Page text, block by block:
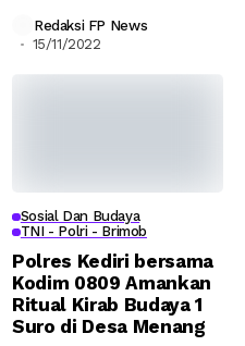
Redaksi FP News
15/11/2022
Sosial Dan Budaya
TNI - Polri - Brimob
Polres Kediri bersama
Kodim 0809 Amankan
Ritual Kirab Budaya 1
Suro di Desa Menang